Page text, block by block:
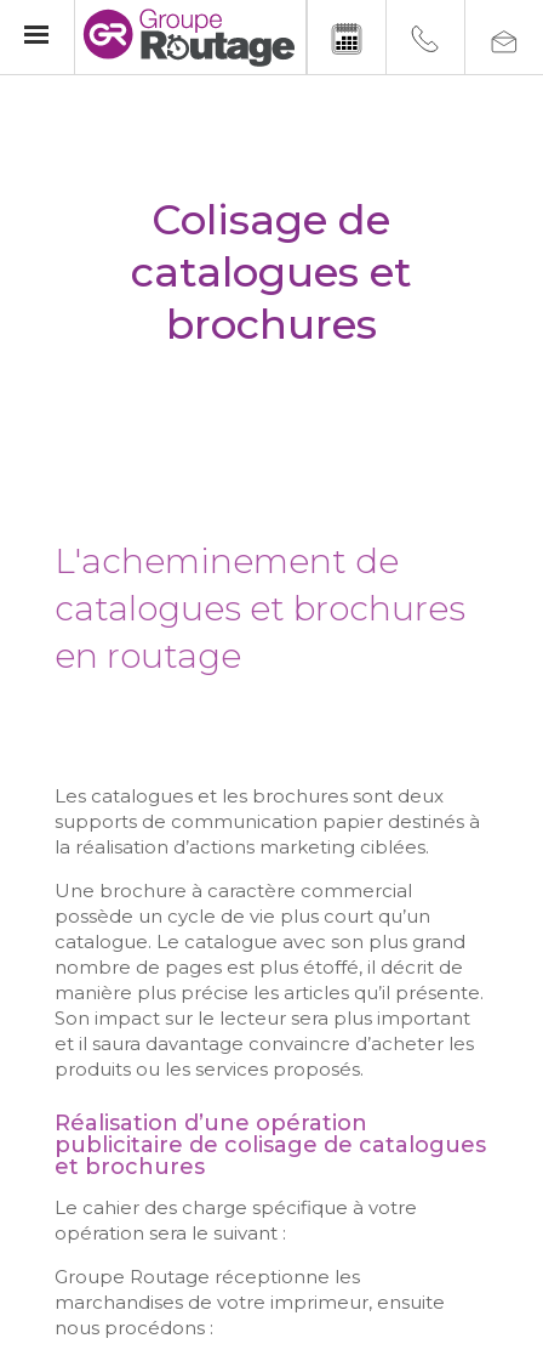
Colisage de
catalogues et
brochures
L'acheminement de
catalogues et brochures
en routage
Les catalogues et les brochures sont deux
supports de communication papier destinés à
la réalisation d’actions marketing ciblées.
Une brochure à caractère commercial
possède un cycle de vie plus court qu’un
catalogue. Le catalogue avec son plus grand
nombre de pages est plus étoffé, il décrit de
manière plus précise les articles qu’il présente.
Son impact sur le lecteur sera plus important
et il saura davantage convaincre d’acheter les
produits ou les services proposés.
Réalisation d’une opération
publicitaire de colisage de catalogues
et brochures
Le cahier des charge spécifique à votre
opération sera le suivant :
Groupe Routage réceptionne les
marchandises de votre imprimeur, ensuite
nous procédons :